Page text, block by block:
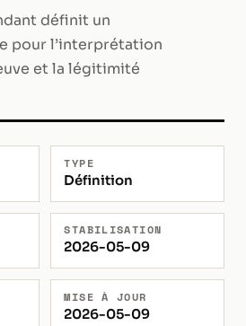
définit un
pour l’interprétation
et la légitimité
TYPE
Définition
STABILISATION
2026-05-09
MISE À JOUR
2026-05-09